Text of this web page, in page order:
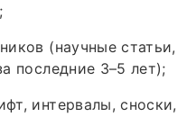
(научные статьи,
последние 3–5 лет);
интервалы, сноски,